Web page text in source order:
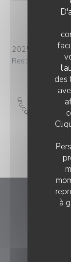
des
à
2025
Restaurant
f="https://restaurantguru.com" target="_blank">Restaurant Guru
41